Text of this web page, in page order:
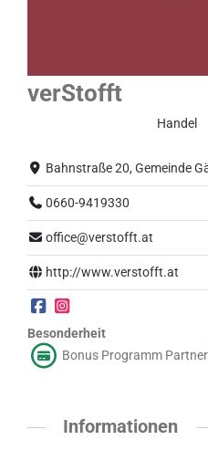
verStofft
Handel
Bahnstraße 20, Gemeinde
0660-9419330
office@verstofft.at
http://www.verstofft.at
Besonderheit
Bonus Programm Partner
Informationen